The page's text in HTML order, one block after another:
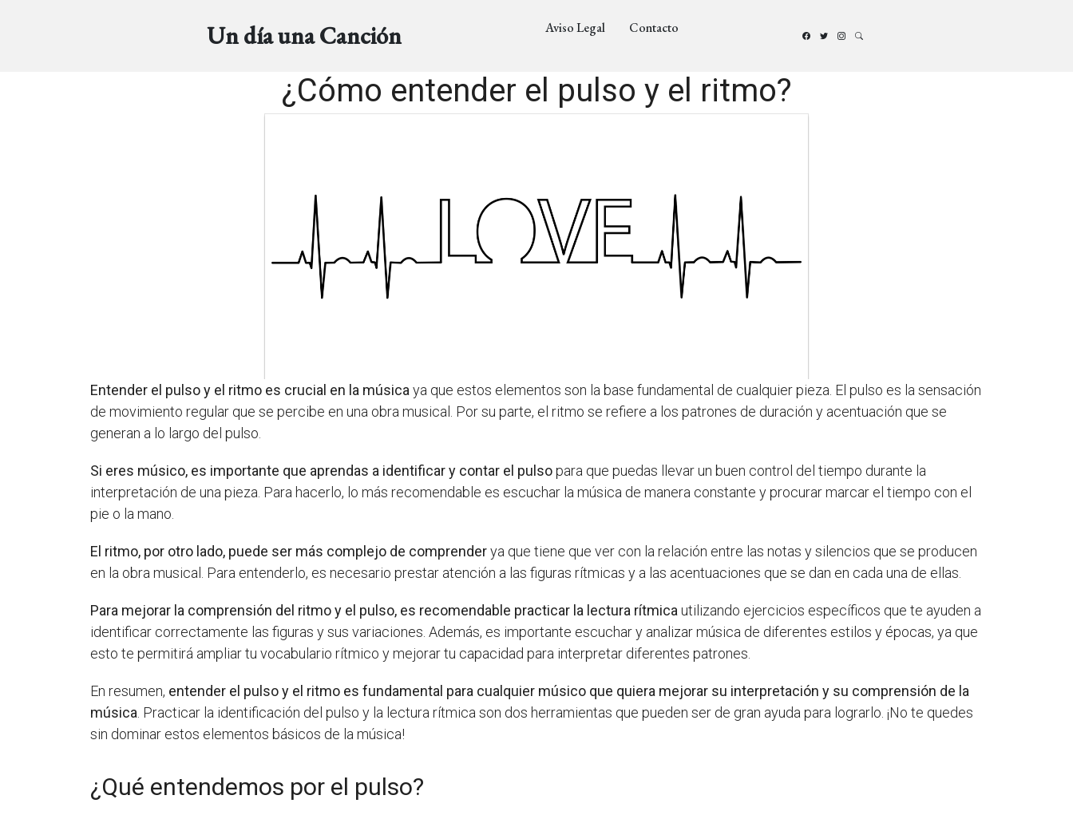
Un día una Canción Aviso Legal Contacto
¿Cómo entender el pulso y el ritmo?
Entender el pulso y el ritmo es crucial en la músicaya que estos elementos son la base fundamental de cualquier pieza. El pulso es la sensación
de movimiento regular que se percibe en una obra musical. Por su parte, el ritmo se refiere a los patrones de duración y acentuación que se
generan a lo largo del pulso.
Si eres músico, es importante que aprendas a identificar y contar el pulsopara que puedas llevar un buen control del tiempo durante la
interpretación de una pieza. Para hacerlo, lo más recomendable es escuchar la música de manera constante y procurar marcar el tiempo con el
pie o la mano.
El ritmo, por otro lado, puede ser más complejo de comprenderya que tiene que ver con la relación entre las notas y silencios que se producen
en la obra musical. Para entenderlo, es necesario prestar atención a las figuras rítmicas y a las acentuaciones que se dan en cada una de ellas.
Para mejorar la comprensión del ritmo y el pulso, es recomendable practicar la lectura rítmicautilizando ejercicios específicos que te ayuden a
identificar correctamente las figuras y sus variaciones. Además, es importante escuchar y analizar música de diferentes estilos y épocas, ya que
esto te permitirá ampliar tu vocabulario rítmico y mejorar tu capacidad para interpretar diferentes patrones.
En resumen, entender el pulso y el ritmo es fundamental para cualquier músico que quiera mejorar su interpretación y su comprensión de la
música. Practicar la identificación del pulso y la lectura rítmica son dos herramientas que pueden ser de gran ayuda para lograrlo. ¡No te quedes
sin dominar estos elementos básicos de la música!
¿Qué entendemos por el pulso?